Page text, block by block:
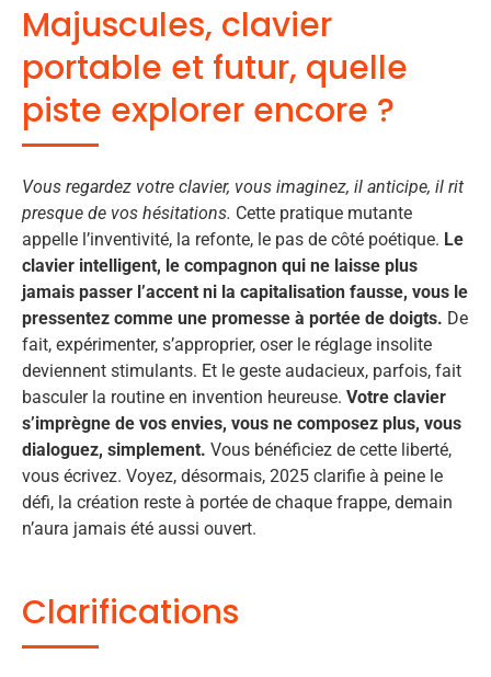
Majuscules, clavier
portable et futur, quelle
piste explorer encore ?
Vous regardez votre clavier, vous imaginez, il anticipe, il rit
presque de vos hésitations. Cette pratique mutante
appelle l’inventivité, la refonte, le pas de côté poétique. Le
clavier intelligent, le compagnon qui ne laisse plus
jamais passer l’accent ni la capitalisation fausse, vous le
pressentez comme une promesse à portée de doigts. De
fait, expérimenter, s’approprier, oser le réglage insolite
deviennent stimulants. Et le geste audacieux, parfois, fait
basculer la routine en invention heureuse. Votre clavier
s’imprègne de vos envies, vous ne composez plus, vous
dialoguez, simplement. Vous bénéficiez de cette liberté,
vous écrivez. Voyez, désormais, 2025 clarifie à peine le
défi, la création reste à portée de chaque frappe, demain
n’aura jamais été aussi ouvert.
Clarifications